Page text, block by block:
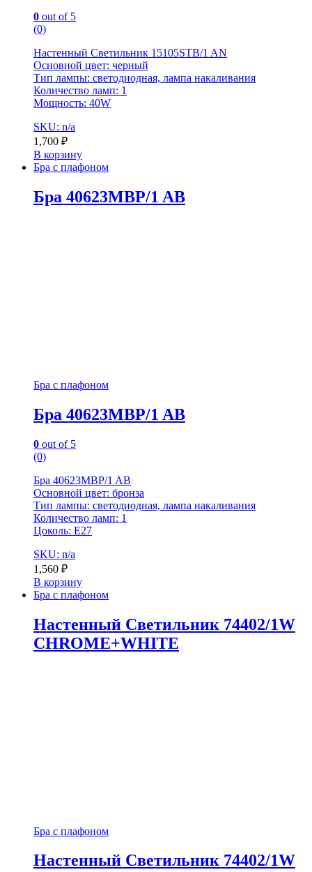
0 out of 5
(0)
Настенный Светильник 15105STB/1 AN
Основной цвет: черный
Тип лампы: светодиодная, лампа накаливания
Количество ламп: 1
Мощность: 40W
SKU: n/a
1,700 ₽
В корзину
Бра с плафоном
Бра 40623MBP/1 AB
Бра с плафоном
Бра 40623MBP/1 AB
0 out of 5
(0)
Бра 40623MBP/1 AB
Основной цвет: бронза
Тип лампы: светодиодная, лампа накаливания
Количество ламп: 1
Цоколь: Е27
SKU: n/a
1,560 ₽
В корзину
Бра с плафоном
Настенный Светильник 74402/1W
CHROME+WHITE
Бра с плафоном
Настенный Светильник 74402/1W